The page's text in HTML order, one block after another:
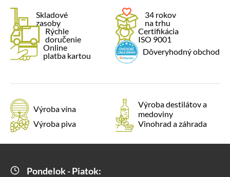
Skladové
zasoby
34 rokov
na trhu
Rýchle
doručenie
Certifikácia
ISO 9001
Online
platba kartou
Dôveryhodný obchod
Výroba vína
Výroba destilátov a
medoviny
Výroba piva
Vinohrad a záhrada
Pondelok - Piatok: